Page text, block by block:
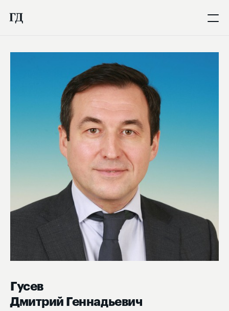
Гусев
Дмитрий Геннадьевич